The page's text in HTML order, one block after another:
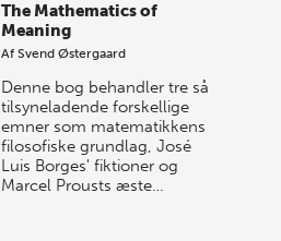
The Mathematics of
Meaning
AfSvend Østergaard
Denne bog behandler tre så
tilsyneladende forskellige
emner som matematikkens
filosofiske grundlag, José
Luis Borges' fiktioner og
Marcel Prousts æste…